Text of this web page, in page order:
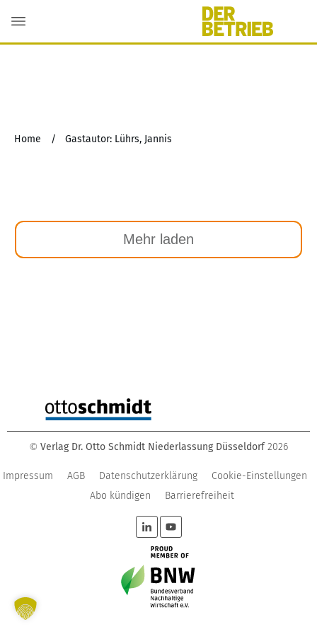
Home / Gastautor: Lührs, Jannis
Mehr laden
© Verlag Dr. Otto Schmidt Niederlassung Düsseldorf 2026
Impressum AGB Datenschutzerklärung
Cookie-Einstellungen
Abo kündigen
Barrierefreiheit